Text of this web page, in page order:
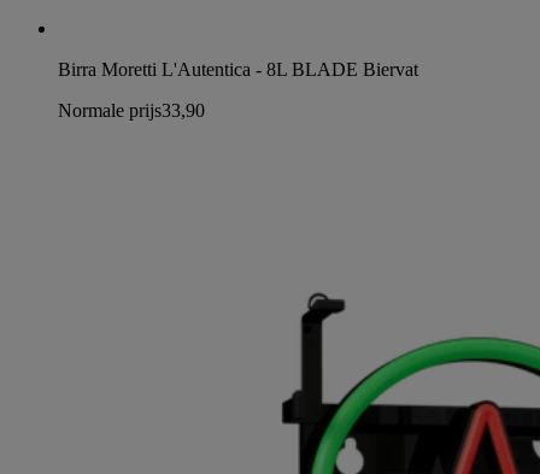
Birra Moretti L'Autentica - 8L BLADE Biervat
Normale prijs33,90